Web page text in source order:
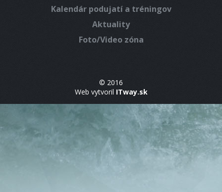
Kalendár podujatí a tréningov
Aktuality
Foto/Video zóna
© 2016
Web vytvoril ITway.sk